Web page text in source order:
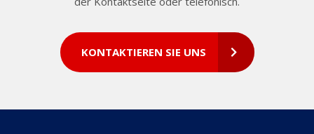
KONTAKTIEREN SIE UNS